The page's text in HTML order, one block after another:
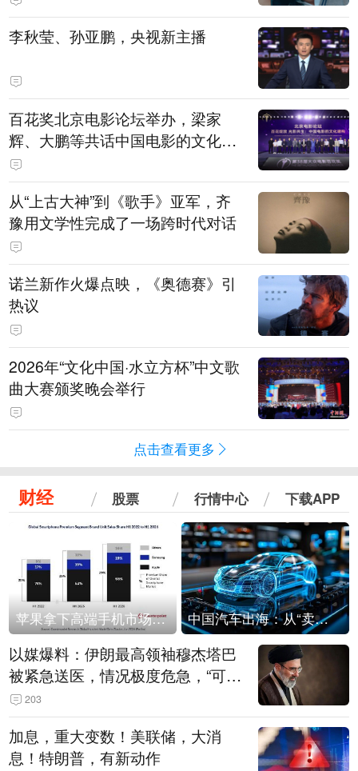
白，主演均为广州本土演员
李秋莹、孙亚鹏，央视新主播
百花奖北京电影论坛举办，梁家
辉、大鹏等共话中国电影的文化建
构
从“上古大神”到《歌手》亚军，齐
豫用文学性完成了一场跨时代对话
诺兰新作火爆点映，《奥德赛》引
热议
2026年“文化中国·水立方杯”中文歌
曲大赛颁奖晚会举行
点击查看更多
财经 股票 行情中心 下载APP
苹果拿下高端手机市场65%的份额：iPhone 17系列功不可没 中国汽车出海：从“卖出去”到“走进去”
以媒爆料：伊朗最高领袖穆杰塔巴
被紧急送医，情况极度危急，“可能
随时会死去”
203
加息，重大变数！美联储，大消
息！特朗普，有新动作